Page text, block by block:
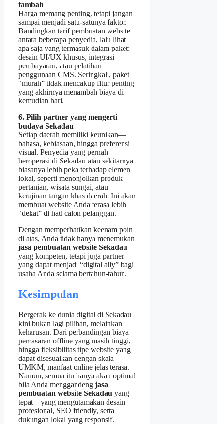
tambah
Harga memang penting, tetapi jangan
sampai menjadi satu‑satunya faktor.
Bandingkan tarif pembuatan website
antara beberapa penyedia, lalu lihat
apa saja yang termasuk dalam paket:
desain UI/UX khusus, integrasi
pembayaran, atau pelatihan
penggunaan CMS. Seringkali, paket
“murah” tidak mencakup fitur penting
yang akhirnya menambah biaya di
kemudian hari.
6. Pilih partner yang mengerti
budaya Sekadau
Setiap daerah memiliki keunikan—
bahasa, kebiasaan, hingga preferensi
visual. Penyedia yang pernah
beroperasi di Sekadau atau sekitarnya
biasanya lebih peka terhadap elemen
lokal, seperti menonjolkan produk
pertanian, wisata sungai, atau
kerajinan tangan khas daerah. Ini akan
membuat website Anda terasa lebih
“dekat” di hati calon pelanggan.
Dengan memperhatikan keenam poin
di atas, Anda tidak hanya menemukan
jasa pembuatan website Sekadau
yang kompeten, tetapi juga partner
yang dapat menjadi “digital ally” bagi
usaha Anda selama bertahun‑tahun.
Kesimpulan
Bergerak ke dunia digital di Sekadau
kini bukan lagi pilihan, melainkan
keharusan. Dari perbandingan biaya
pemasaran offline yang masih tinggi,
hingga fleksibilitas tipe website yang
dapat disesuaikan dengan skala
UMKM, manfaat online jelas terasa.
Namun, semua itu hanya akan optimal
bila Anda menggandeng jasa
pembuatan website Sekadau yang
tepat—yang mengutamakan desain
profesional, SEO friendly, serta
dukungan lokal yang responsif.